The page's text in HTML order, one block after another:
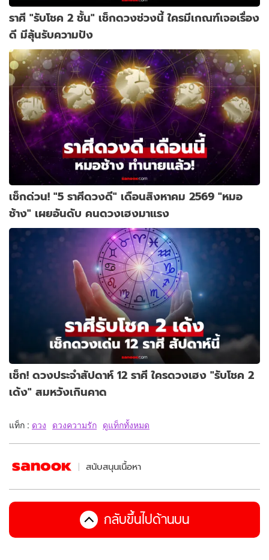
ราศี "รับโชค 2 ชั้น" เช็กดวงช่วงนี้ ใครมีเกณฑ์เจอเรื่อง
ดี มีลุ้นรับความปัง
เช็กด่วน! "5 ราศีดวงดี" เดือนสิงหาคม 2569 "หมอ
ช้าง" เผยอันดับ คนดวงเฮงมาแรง
เช็ก! ดวงประจำสัปดาห์ 12 ราศี ใครดวงเฮง "รับโชค 2
เด้ง" สมหวังเกินคาด
แท็ก : ดวง ดวงความรัก ดูแท็กทั้งหมด
สนับสนุนเนื้อหา
กลับขึ้นไปด้านบน